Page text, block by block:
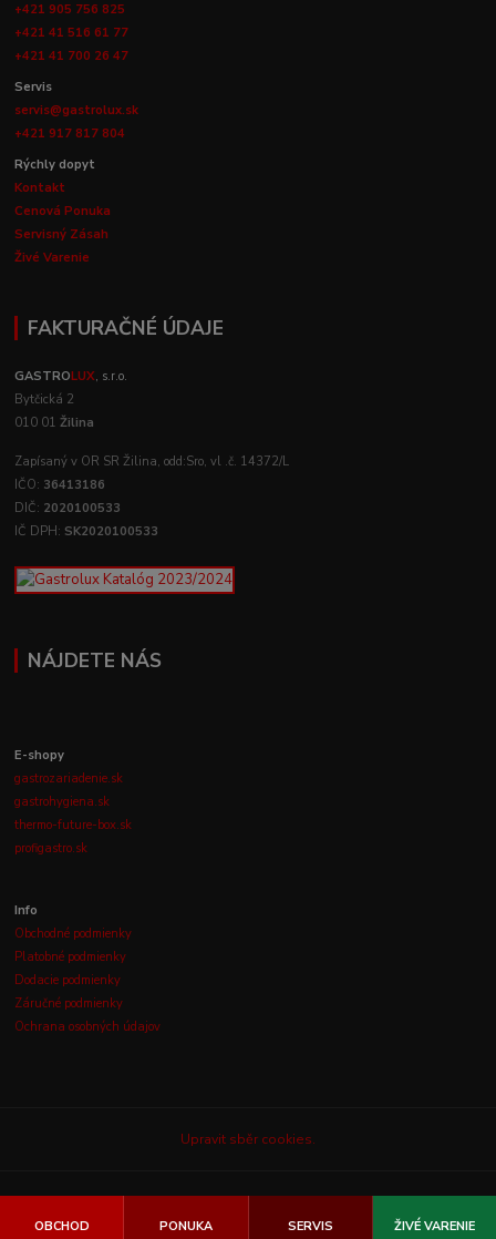
+421 905 756 825
+421 41 516 61 77
+421 41 700 26 47
Servis
servis@gastrolux.sk
+421 917 817 804
Rýchly dopyt
Kontakt
Cenová Ponuka
Servisný Zásah
Živé Varenie
FAKTURAČNÉ ÚDAJE
GASTROLUX, s.r.o.
Bytčická 2
010 01Žilina
Zapísaný v OR SR Žilina, odd:Sro, vl .č. 14372/L
IČO: 36413186
DIČ: 2020100533
IČ DPH: SK2020100533
NÁJDETE NÁS
E-shopy
gastrozariadenie.sk
gastrohygiena.sk
thermo-future-box.sk
profigastro.sk
Info
Obchodné podmienky
Platobné podmienky
Dodacie podmienky
Záručné podmienky
Ochrana osobných údajov
OBCHOD PONUKA SERVIS ŽIVÉ VARENIE
Upravit sběr cookies.